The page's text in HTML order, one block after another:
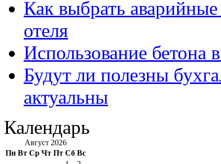
Как выбрать
отеля
Использование бетона
Будут ли полезны
актуальны
Календарь
Август 2026
Пн Вт Ср Чт Пт Сб Вс